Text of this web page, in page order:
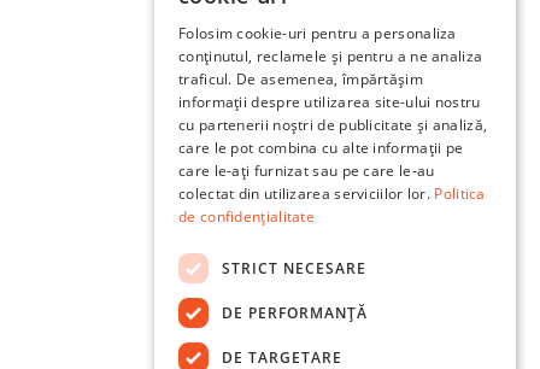
Folosim cookie-uri pentru a personaliza
conținutul, reclamele și pentru a ne analiza
traficul. De asemenea, împărtășim
informații despre utilizarea site-ului nostru
cu partenerii noștri de publicitate și analiză,
care le pot combina cu alte informații pe
care le-ați furnizat sau pe care le-au
colectat din utilizarea serviciilor lor. Politica
de confidențialitate
STRICT NECESARE
DE PERFORMANȚĂ
DE TARGETARE